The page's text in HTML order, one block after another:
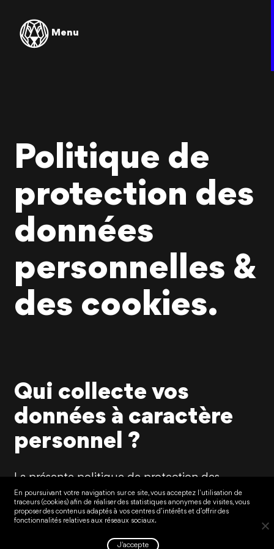
Menu
Politique de
protection des
données
personnelles &
des cookies.
Qui collecte vos
données à caractère
personnel ?
La présente politique de protection des
données personnelles s’applique à l’ensemble
des sites internet, des jeux concours/tirages au
sort en ligne, ainsi qu’à toute autre initiative en
ligne appartenant à la société Roy Music et
En poursuivant votre navigation sur ce site, vous acceptez l'utilisation de
traceurs (cookies) afin de réaliser des statistiques anonymes de visites, vous
proposer des contenus adaptés à vos centres d’intérêts et d’offrir des
fonctionnalités relatives aux réseaux sociaux.
J'accepte